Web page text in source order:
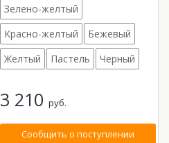
Зелено-желтый
Красно-желтый
Бежевый
Желтый
Пастель Черный
3 210 руб.
Сообщить о поступлении